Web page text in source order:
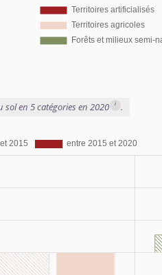
en 5 catégories en 2020 i .